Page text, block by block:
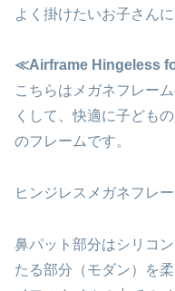
よく掛けたいお子さん
≪Airframe Hingeless
こちらはメガネフレー
くして、快適に子ども
のフレームです。
ヒンジレスメガネフレ
鼻パット部分はシリコ
たる部分（モダン）を